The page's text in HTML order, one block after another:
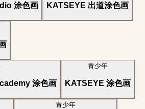
涂色画 KATSEYE 出道涂色画
涂色画
青少年
KATSEYE 涂色画
青少年